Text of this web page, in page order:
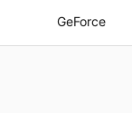
GeForce